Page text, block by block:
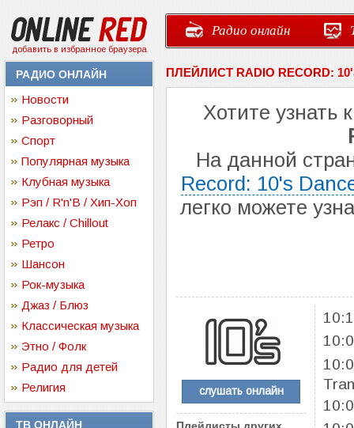
добавить в избранное браузера
Радио онлайн
РАДИО ОНЛАЙН
Новости
Разговорный
Спорт
Популярная музыка
Клубная музыка
Рэп / R'n'B / Хип-Хоп
Релакс / Chillout
Ретро
Шансон
Рок-музыка
Джаз / Блюз
Классическая музыка
Этно / Фолк
Радио для детей
Религия
ТВ ОНЛАЙН
ПЛЕЙЛИСТ RADIO RECORD:
Хотите узнать
На данной
Record: 10's
легко можете
слушать онлайн